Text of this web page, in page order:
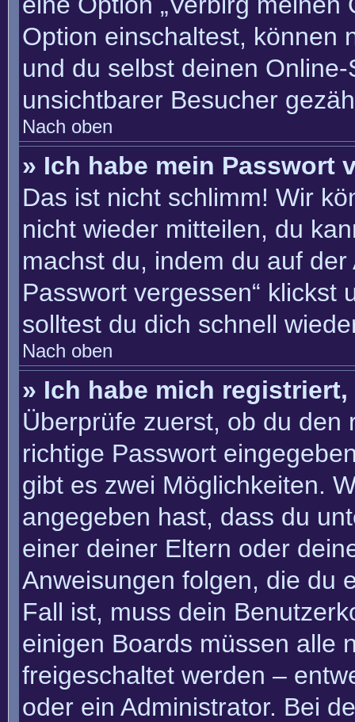
Option einschaltest, können
und du selbst deinen
unsichtbarer Besucher
Nach oben
» Ich habe mein Passwort
Das ist nicht schlimm! Wir
nicht wieder mitteilen, du
machst du, indem du auf
Passwort vergessen“ klickst
solltest du dich schnell
Nach oben
» Ich habe mich
Überprüfe zuerst, ob du den
richtige Passwort
gibt es zwei Möglichkeiten.
angegeben hast, dass du
einer deiner Eltern oder
Anweisungen folgen, die du
Fall ist, muss dein
einigen Boards müssen alle
freigeschaltet werden –
oder ein Administrator. Bei